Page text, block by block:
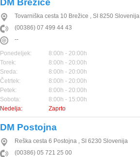
DM Brežice
Tovarniška cesta 10 Brežice , SI 8250 Slovenija
(00386) 07 499 44 43
--
Ponedeljek:
8:00h - 20:00h
Torek:
8:00h - 20:00h
Sreda:
8:00h - 20:00h
Četrtek:
8:00h - 20:00h
Petek:
8:00h - 20:00h
Sobota:
8:00h - 15:00h
Nedelja:
Zaprto
DM Postojna
Reška cesta 6 Postojna , SI 6230 Slovenija
(00386) 05 721 25 00